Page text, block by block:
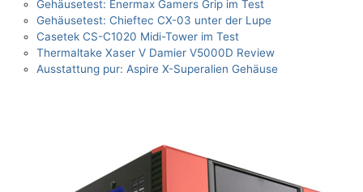
Gehäusetest: Enermax Gamers Grip im Test
Gehäusetest: Chieftec CX-03 unter der Lupe
Casetek CS-C1020 Midi-Tower im Test
Thermaltake Xaser V Damier V5000D Review
Ausstattung pur: Aspire X-Superalien Gehäuse